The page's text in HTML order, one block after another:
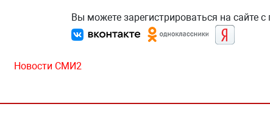
Вы можете зарегистрироваться на сайте
Новости СМИ2